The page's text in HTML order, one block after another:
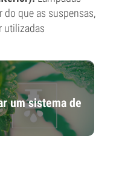
que as suspensas,
utilizadas
um sistema de